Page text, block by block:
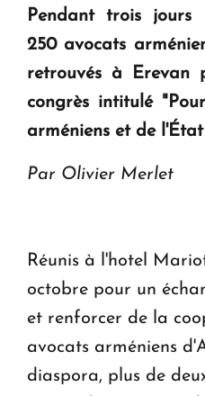
" Tant qu'il n'existe pas
question d'un
KASA : 30 ans
Pendant trois jours
250 avocats
retrouvés à Erevan
congrès intitulé
arméniens et de
Par Olivier Merlet
Réunis à l'hotel
octobre pour un
et renforcer de la
avocats arméniens
diaspora, plus de